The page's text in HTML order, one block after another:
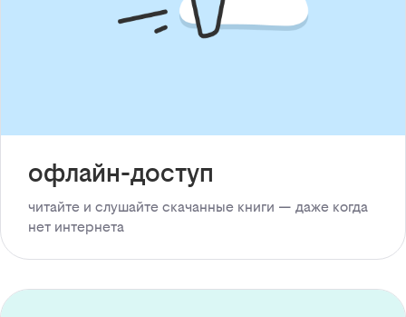
офлайн-доступ
читайте и слушайте скачанные книги — даже когда
нет интернета